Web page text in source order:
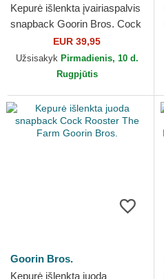
Kepurė išlenkta įvairiaspalvis
snapback Goorin Bros. Cock
Team Rooster Original
Recipe Team Pride...
EUR 39,95
Užsisakyk Pirmadienis, 10 d.
Rugpjūtis
Goorin Bros.
Kepurė išlenkta juoda